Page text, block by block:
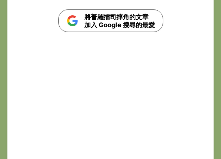
將普羅擂司摔角的文章
加入 Google 搜尋的最愛